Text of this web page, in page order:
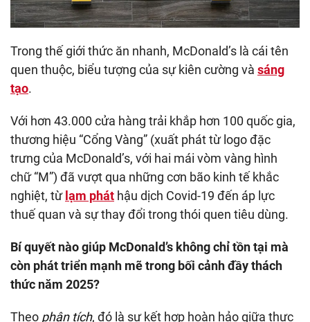
Trong thế giới thức ăn nhanh, McDonald’s là cái tên
quen thuộc, biểu tượng của sự kiên cường và sáng
tạo.
Với hơn 43.000 cửa hàng trải khắp hơn 100 quốc gia,
thương hiệu “Cổng Vàng” (xuất phát từ logo đặc
trưng của McDonald’s, với hai mái vòm vàng hình
chữ “M”) đã vượt qua những cơn bão kinh tế khắc
nghiệt, từ lạm phát hậu dịch Covid-19 đến áp lực
thuế quan và sự thay đổi trong thói quen tiêu dùng.
Bí quyết nào giúp McDonald’s không chỉ tồn tại mà
còn phát triển mạnh mẽ trong bối cảnh đầy thách
thức năm 2025?
Theo phân tích, đó là sự kết hợp hoàn hảo giữa thực